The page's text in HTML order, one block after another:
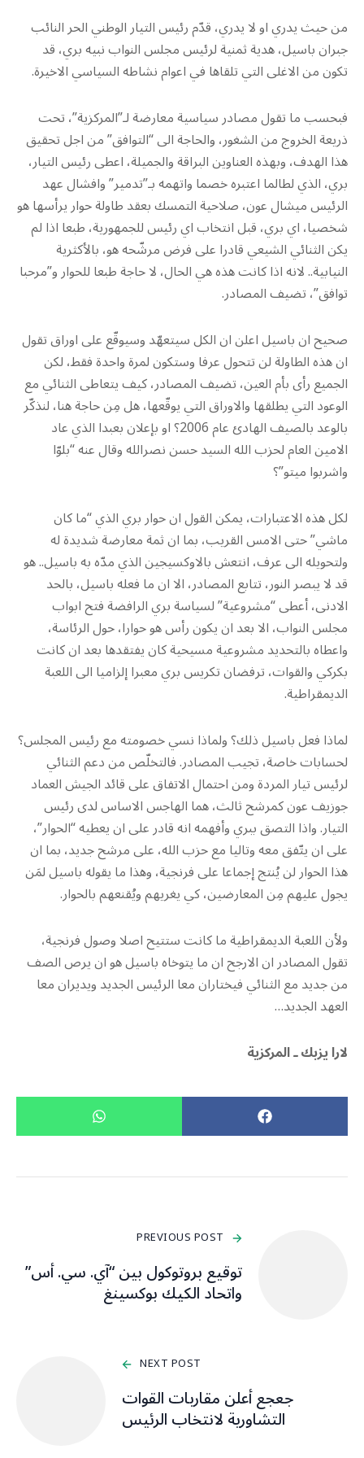
من حيث يدري او لا يدري، قدّم رئيس التيار الوطني الحر النائب
جبران باسيل، هدية ثمنية لرئيس مجلس النواب نبيه بري، قد
تكون من الاغلى التي تلقاها في اعوام نشاطه السياسي الاخيرة.
فبحسب ما تقول مصادر سياسية معارضة لـ”المركزية”، تحت
ذريعة الخروج من الشغور، والحاجة الى “التوافق” من اجل تحقيق
هذا الهدف، وبهذه العناوين البراقة والجميلة، اعطى رئيس التيار،
بري، الذي لطالما اعتبره خصما واتهمه بـ”تدمير” وافشال عهد
الرئيس ميشال عون، صلاحية التمسك بعقد طاولة حوار يرأسها هو
شخصيا، اي بري، قبل انتخاب اي رئيس للجمهورية، طبعا اذا لم
يكن الثنائي الشيعي قادرا على فرض مرشّحه هو، بالأكثرية
النيابية.. لانه اذا كانت هذه هي الحال، لا حاجة طبعا للحوار و”مرحبا
توافق”، تضيف المصادر.
صحيح ان باسيل اعلن ان الكل سيتعهّد وسيوقّع على اوراق تقول
ان هذه الطاولة لن تتحول عرفا وستكون لمرة واحدة فقط، لكن
الجميع رأى بأم العين، تضيف المصادر، كيف يتعاطى الثنائي مع
الوعود التي يطلقها والاوراق التي يوقّعها، هل مِن حاجة هنا، لنذكّر
بالوعد بالصيف الهادئ عام 2006؟ او بإعلان بعبدا الذي عاد
الامين العام لحزب الله السيد حسن نصرالله وقال عنه “بلوّا
واشربوا ميتو”؟
لكل هذه الاعتبارات، يمكن القول ان حوار بري الذي “ما كان
ماشي” حتى الامس القريب، بما ان ثمة معارضة شديدة له
ولتحويله الى عرف، انتعش بالاوكسيجين الذي مدّه به باسيل.. هو
قد لا يبصر النور، تتابع المصادر، الا ان ما فعله باسيل، بالحد
الادنى، أعطى “مشروعية” لسياسة بري الرافضة فتح ابواب
مجلس النواب، الا بعد ان يكون رأس هو حوارا، حول الرئاسة،
واعطاه بالتحديد مشروعية مسيحية كان يفتقدها بعد ان كانت
بكركي والقوات، ترفضان تكريس بري معبرا إلزاميا الى اللعبة
الديمقراطية.
لماذا فعل باسيل ذلك؟ ولماذا نسي خصومته مع رئيس المجلس؟
لحسابات خاصة، تجيب المصادر. فالتخلّص من دعم الثنائي
لرئيس تيار المردة ومن احتمال الاتفاق على قائد الجيش العماد
جوزيف عون كمرشح ثالث، هما الهاجس الاساس لدى رئيس
التيار. واذا التصق ببري وأفهمه انه قادر على ان يعطيه “الحوار”،
على ان يتّفق معه وتاليا مع حزب الله، على مرشح جديد، بما ان
هذا الحوار لن يُنتج إجماعا على فرنجية، وهذا ما يقوله باسيل لمَن
يجول عليهم مِن المعارضين، كي يغريهم ويُقنعهم بالحوار.
ولأن اللعبة الديمقراطية ما كانت ستتيح اصلا وصول فرنجية،
تقول المصادر ان الارجح ان ما يتوخاه باسيل هو ان يرص الصف
من جديد مع الثنائي فيختاران معا الرئيس الجديد ويديران معا
العهد الجديد…
لارا يزبك ـ المركزية
PREVIOUS POST
توقيع بروتوكول بين “آي. سي. أس”
واتحاد الكيك بوكسينغ
NEXT POST
جعجع أعلن مقاربات القوات
التشاورية لانتخاب الرئيس